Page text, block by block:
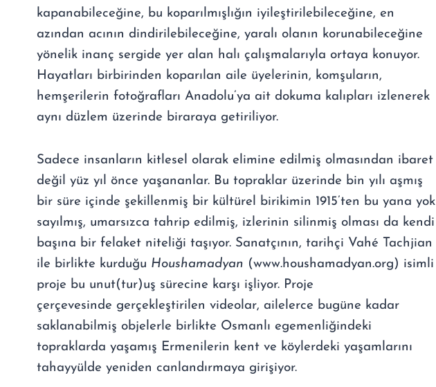
kapanabileceğine, bu koparılmışlığın iyileştirilebileceğine, en
azından acının dindirilebileceğine, yaralı olanın korunabileceğine
yönelik inanç sergide yer alan halı çalışmalarıyla ortaya konuyor.
Hayatları birbirinden koparılan aile üyelerinin, komşuların,
hemşerilerin fotoğrafları Anadolu’ya ait dokuma kalıpları izlenerek
aynı düzlem üzerinde biraraya getiriliyor.
Sadece insanların kitlesel olarak elimine edilmiş olmasından ibaret
değil yüz yıl önce yaşananlar. Bu topraklar üzerinde bin yılı aşmış
bir süre içinde şekillenmiş bir kültürel birikimin 1915’ten bu yana yok
sayılmış, umarsızca tahrip edilmiş, izlerinin silinmiş olması da kendi
başına bir felaket niteliği taşıyor. Sanatçının, tarihçi Vahé Tachjian
ile birlikte kurduğu Houshamadyan (www.houshamadyan.org) isimli
proje bu unut(tur)uş sürecine karşı işliyor. Proje
çerçevesinde gerçekleştirilen videolar, ailelerce bugüne kadar
saklanabilmiş objelerle birlikte Osmanlı egemenliğindeki
topraklarda yaşamış Ermenilerin kent ve köylerdeki yaşamlarını
tahayyülde yeniden canlandırmaya girişiyor.